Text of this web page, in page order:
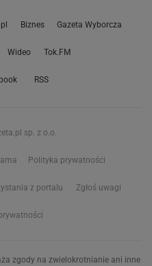
Biznes Gazeta Wyborcza
Wideo Tok.FM
RSS
sp. z o.o.
Polityka prywatności
z portalu Zgłoś uwagi
zgody na zwielokrotnianie ani inne